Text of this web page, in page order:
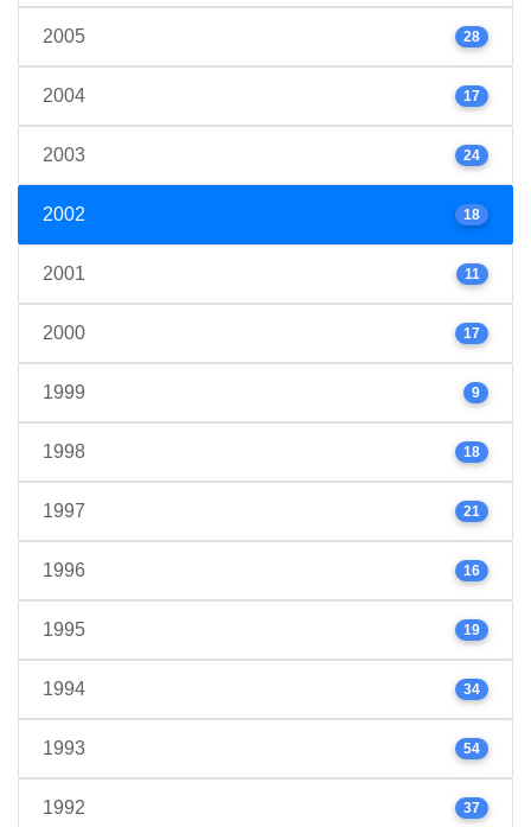
2005 28
2004 17
2003 24
2002 18
2001 11
2000 17
1999 9
1998 18
1997 21
1996 16
1995 19
1994 34
1993 54
1992 37